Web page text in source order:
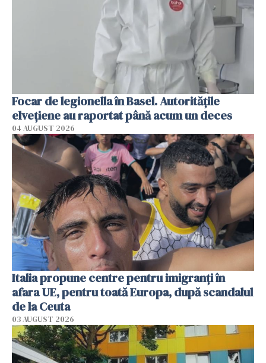
Focar de legionella în Basel. Autoritățile
elvețiene au raportat până acum un deces
04 AUGUST 2026
Italia propune centre pentru imigranți în
afara UE, pentru toată Europa, după scandalul
de la Ceuta
03 AUGUST 2026